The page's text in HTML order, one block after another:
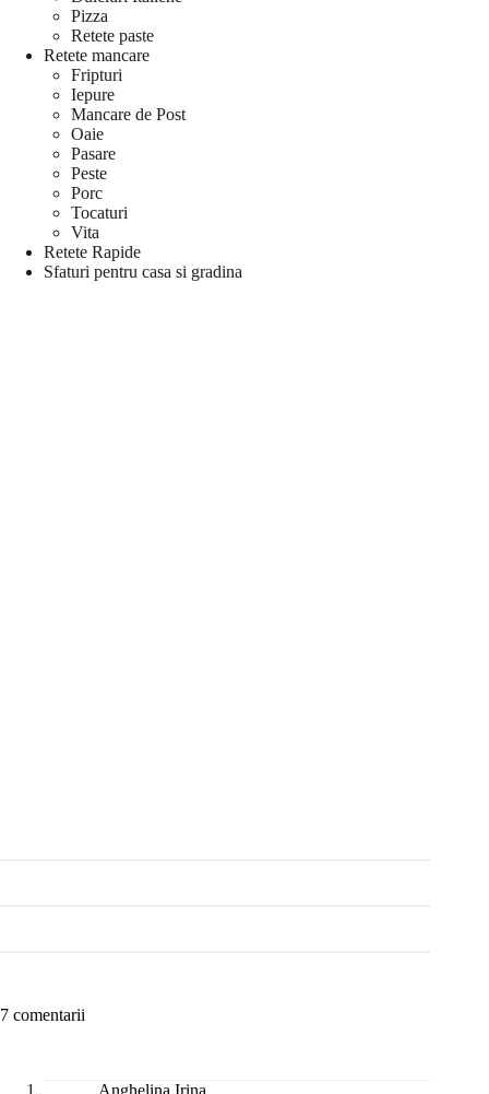
Pizza
Retete paste
Retete mancare
Fripturi
Iepure
Mancare de Post
Oaie
Pasare
Peste
Porc
Tocaturi
Vita
Retete Rapide
Sfaturi pentru casa si gradina
7 comentarii
Anghelina Irina